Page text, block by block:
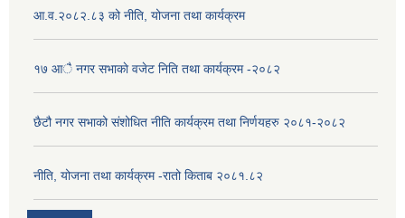
आ.व.२०८२.८३ को नीति, योजना तथा कार्यक्रम
१७ आै नगर सभाकाे वजेट निति तथा कार्यक्रम -२०८२
छैटौ नगर सभाको संशोधित नीति कार्यक्रम तथा निर्णयहरु २०८१-२०८२
नीति, योजना तथा कार्यक्रम -रातो किताब २०८१.८२